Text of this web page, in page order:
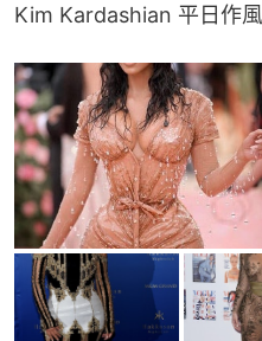
Kim Kardashian 平日作